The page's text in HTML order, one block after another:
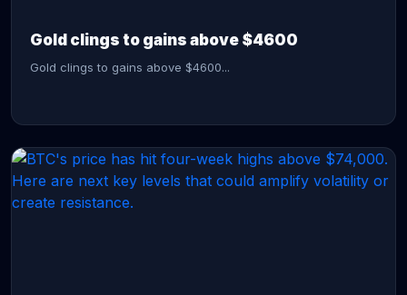
Gold clings to gains above $4600
Gold clings to gains above $4600...